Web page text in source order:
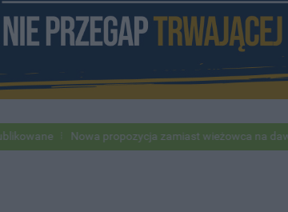
Nowa propozycja zamiast wieżowca na dawnej